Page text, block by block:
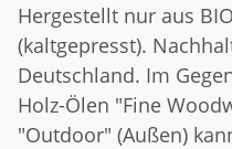
Hergestellt nur aus
(kaltgepresst).
Deutschland. Im
Holz-Ölen "Fine
"Outdoor" (Außen)